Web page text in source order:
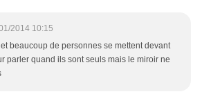
2014 10:15
beaucoup de personnes se mettent devant
parler quand ils sont seuls mais le miroir ne